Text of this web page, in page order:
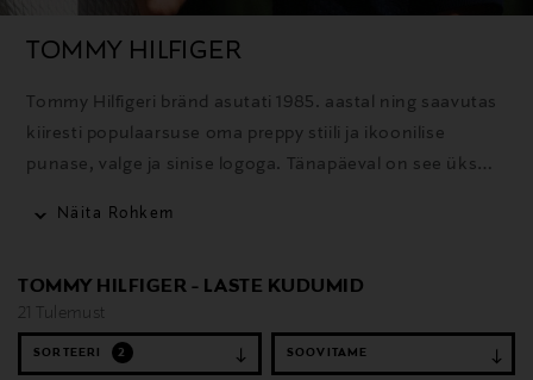
TOMMY HILFIGER
Tommy Hilfigeri bränd asutati 1985. aastal ning saavutas
kiiresti populaarsuse oma preppy stiili ja ikoonilise
punase, valge ja sinise logoga. Tänapäeval on see üks
Näita Rohkem
TOMMY HILFIGER - LASTE KUDUMID
21 Tulemust
SORTEERI 2